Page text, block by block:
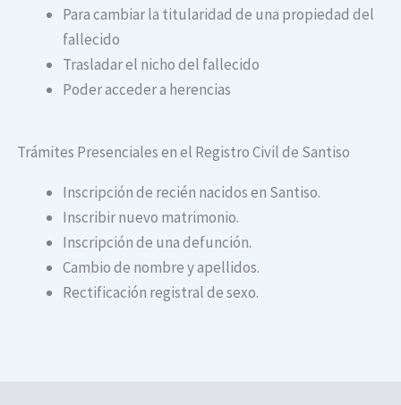
Para cambiar la titularidad de una propiedad del
fallecido
Trasladar el nicho del fallecido
Poder acceder a herencias
Trámites Presenciales en el Registro Civil de Santiso
Inscripción de recién nacidos en Santiso.
Inscribir nuevo matrimonio.
Inscripción de una defunción.
Cambio de nombre y apellidos.
Rectificación registral de sexo.